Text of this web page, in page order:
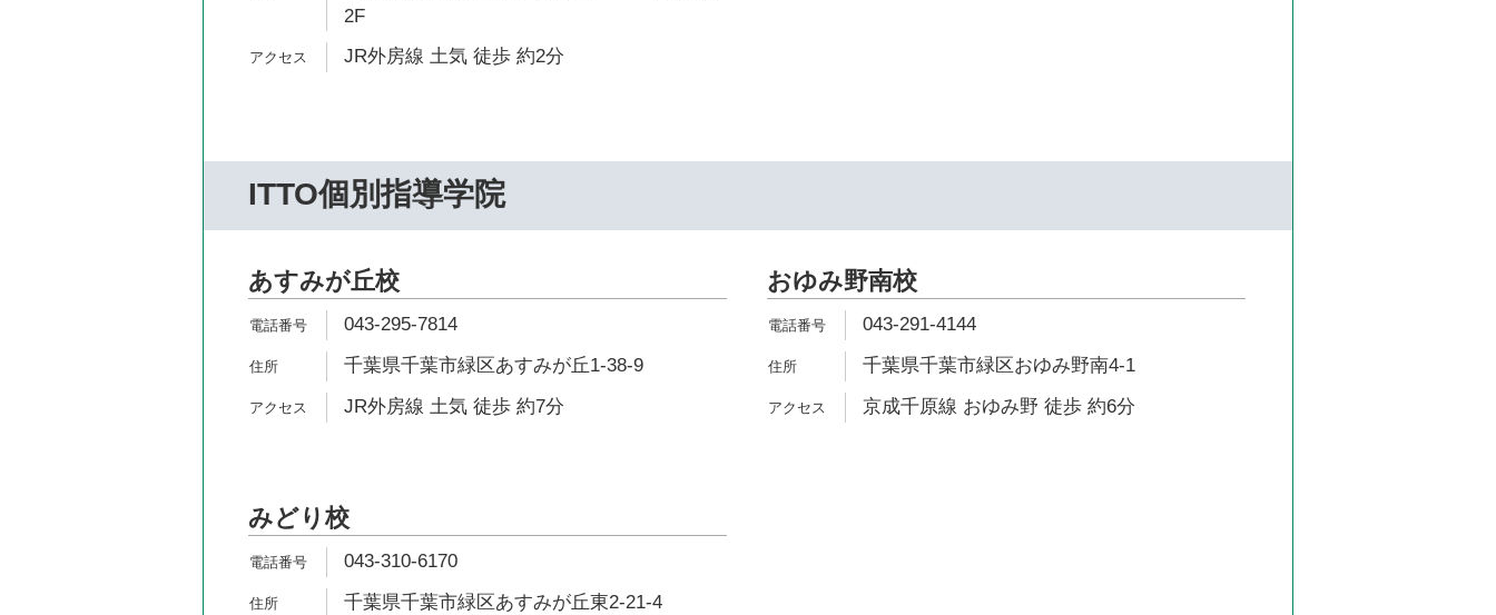
2F
JR外房線 土気 徒歩 約2分
ITTO個別指導学院
あすみが丘校
043-295-7814
千葉県千葉市緑区あすみが丘1-38-9
JR外房線 土気 徒歩 約7分
おゆみ野南校
043-291-4144
千葉県千葉市緑区おゆみ野南4-1
京成千原線 おゆみ野 徒歩 約6分
みどり校
043-310-6170
千葉県千葉市緑区あすみが丘東2-21-4